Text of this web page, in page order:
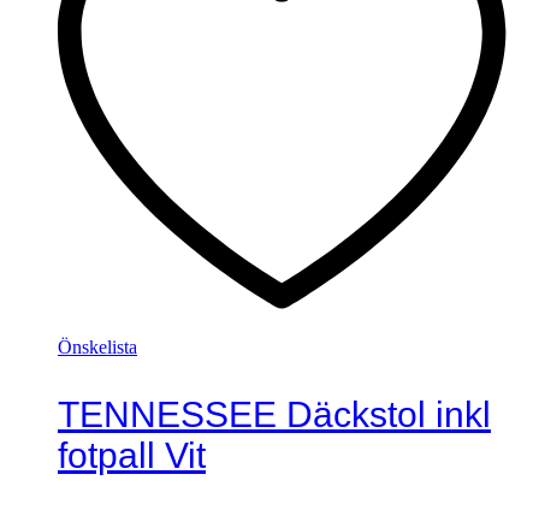
Önskelista
TENNESSEE Däckstol inkl
fotpall Vit